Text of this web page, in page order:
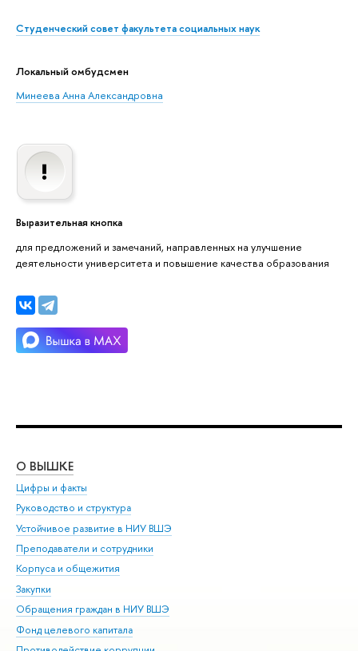
Студенческий совет факультета социальных наук
Локальный омбудсмен
Минеева Анна Александровна
Выразительная кнопка
для предложений и замечаний, направленных на улучшение
деятельности университета и повышение качества образования
О ВЫШКЕ
Цифры и факты
Руководство и структура
Устойчивое развитие в НИУ ВШЭ
Преподаватели и сотрудники
Корпуса и общежития
Закупки
Обращения граждан в НИУ ВШЭ
Фонд целевого капитала